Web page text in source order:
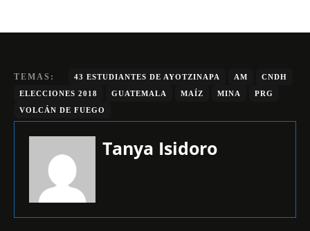
TEMAS: 43 ESTUDIANTES DE AYOTZINAPA AM
CNDH
ELECCIONES 2018
GUATEMALA MAÍZ MINA
PRG
VOLCÁN DE FUEGO
Tanya Isidoro